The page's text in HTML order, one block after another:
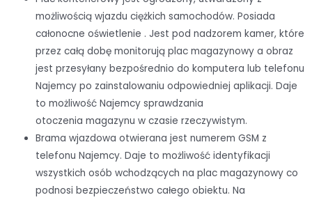
możliwością wjazdu ciężkich samochodów. Posiada
całonocne oświetlenie . Jest pod nadzorem kamer, które
przez całą dobę monitorują plac magazynowy a obraz
jest przesyłany bezpośrednio do komputera lub telefonu
Najemcy po zainstalowaniu odpowiedniej aplikacji. Daje
to możliwość Najemcy sprawdzania
otoczenia magazynu w czasie rzeczywistym.
Brama wjazdowa otwierana jest numerem GSM z
telefonu Najemcy. Daje to możliwość identyfikacji
wszystkich osób wchodzących na plac magazynowy co
podnosi bezpieczeństwo całego obiektu. Na